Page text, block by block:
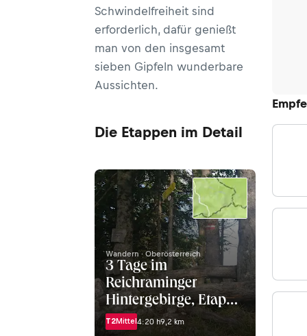
Schwindelfreiheit sind
erforderlich, dafür genießt
man von den insgesamt
sieben Gipfeln wunderbare
Aussichten.
Die Etappen im Detail
Wandern · Oberösterreich
3 Tage im
Reichraminger
Hintergebirge, Etappe
1: Brunnbach - Ennser
T2Mittel4:20 h9,2 km